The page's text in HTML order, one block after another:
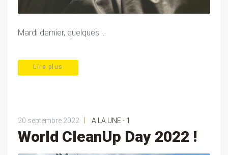
Mardi dernier, quelques ...
Lire plus
20 septembre 2022 A LA UNE - 1
World CleanUp Day 2022 !